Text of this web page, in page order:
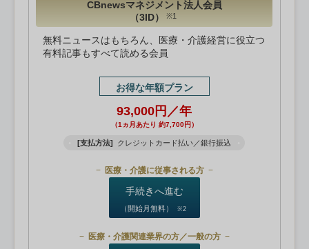
CBnewsマネジメント法人会員
（3ID）
※1
無料ニュースはもちろん、医療・介護経営に役立つ
有料記事もすべて読める会員
お得な年額プラン
93,000円／年
（1ヵ月あたり 約7,700円）
[支払方法] クレジットカード払い／銀行振込
医療・介護に従事される方
手続きへ進む
（開始月無料） ※2
医療・介護関連業界の方／一般の方